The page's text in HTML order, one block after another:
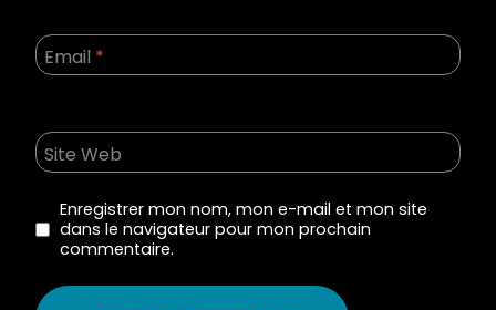
Email *
Site Web
Enregistrer mon nom, mon e-mail et mon site
dans le navigateur pour mon prochain
commentaire.